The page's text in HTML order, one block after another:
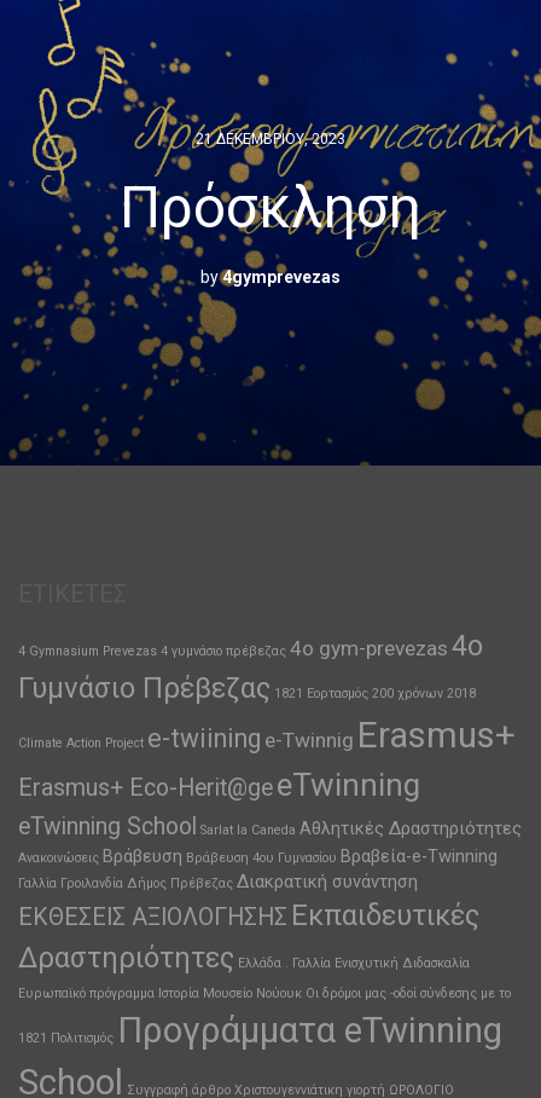
21 ΔΕΚΕΜΒΡΊΟΥ, 2023
Πρόσκληση
by4gymprevezas
4 Gymnasium Prevezas 4 γυμνάσιο πρέβεζας 4o gym-prevezas 4ο
Γυμνάσιο Πρέβεζας 1821 Εορτασμός 200 χρόνων 2018
Climate Action Project e-twiining e-Twinnig Erasmus+
Erasmus+ Eco-Herit@geeTwinning
eTwinning School Sarlat la Caneda Αθλητικές Δραστηριότητες
Ανακοινώσεις Βράβευση Βράβευση 4ου Γυμνασίου Βραβεία-e-Twinning
Γαλλία Γροιλανδία Δήμος Πρέβεζας Διακρατική συνάντηση
ΕΚΘΕΣΕΙΣ ΑΞΙΟΛΟΓΗΣΗΣ Εκπαιδευτικές
Δραστηριότητες Ελλάδα . Γαλλία Ενισχυτική Διδασκαλία
Ευρωπαϊκό πρόγραμμα Ιστορία Μουσείο Νούουκ Οι δρόμοι μας -οδοί σύνδεσης με το
1821 Πολιτισμός Προγράμματα eTwinning
School Συγγραφή άρθρο Χριστουγεννιάτικη γιορτή ΩΡΟΛΟΓΙΟ